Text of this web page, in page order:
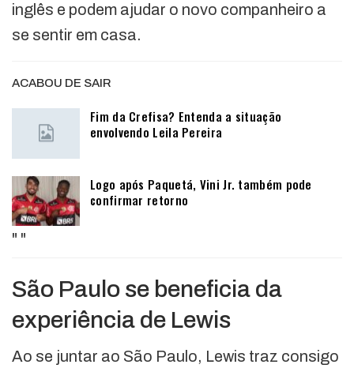
inglês e podem ajudar o novo companheiro a
se sentir em casa.
ACABOU DE SAIR
Fim da Crefisa? Entenda a situação
envolvendo Leila Pereira
Logo após Paquetá, Vini Jr. também pode
confirmar retorno
" "
São Paulo se beneficia da
experiência de Lewis
Ao se juntar ao São Paulo, Lewis traz consigo